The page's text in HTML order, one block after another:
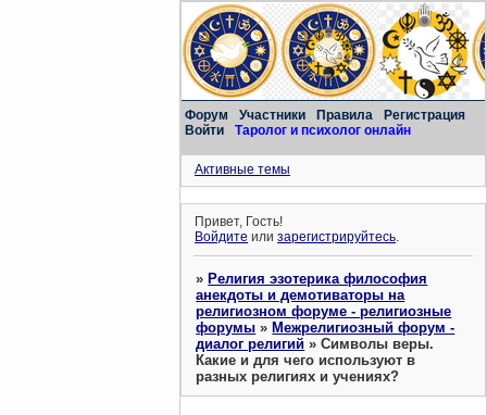
Форум Участники Правила
Регистрация
Войти
Таролог и психолог онлайн
Активные темы
Привет, Гость!
Войдите илизарегистрируйтесь.
»Религия эзотерика философия
анекдоты и демотиваторы на
религиозном форуме - религиозные
форумы »Межрелигиозный форум -
диалог религий »Символы веры.
Какие и для чего используют в
разных религиях и учениях?